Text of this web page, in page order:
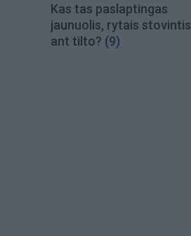
Kas tas paslaptingas
jaunuolis, rytais stovintis
ant tilto? (9)